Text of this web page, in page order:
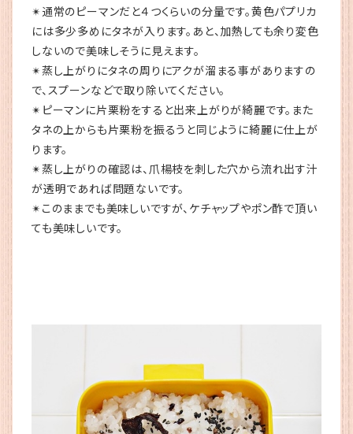
✴︎通常のピーマンだと４つくらいの分量です。黄色パプリカ
には多少多めにタネが入ります。あと、加熱しても余り変色
しないので美味しそうに見えます。
✴︎蒸し上がりにタネの周りにアクが溜まる事がありますの
で、スプーンなどで取り除いてください。
✴︎ピーマンに片栗粉をすると出来上がりが綺麗です。また
タネの上からも片栗粉を振るうと同じように綺麗に仕上が
ります。
✴︎蒸し上がりの確認は、爪楊枝を刺した穴から流れ出す汁
が透明であれば問題ないです。
✴︎このままでも美味しいですが、ケチャップやポン酢で頂い
ても美味しいです。